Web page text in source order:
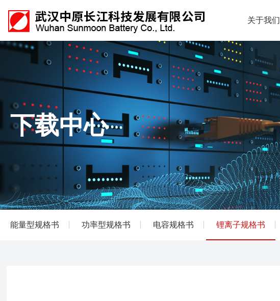
关于我们
下载中心
能量型规格书 功率型规格书 电容规格书 锂离子规格书